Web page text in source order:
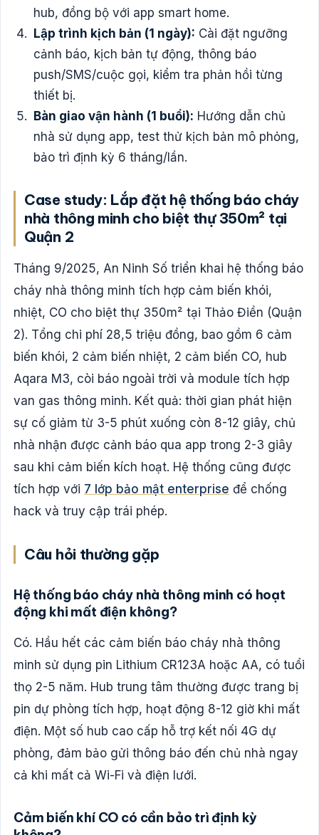
hub, đồng bộ với app smart home.
Lập trình kịch bản (1 ngày): Cài đặt ngưỡng
cảnh báo, kịch bản tự động, thông báo
push/SMS/cuộc gọi, kiểm tra phản hồi từng
thiết bị.
Bàn giao vận hành (1 buổi): Hướng dẫn chủ
nhà sử dụng app, test thử kịch bản mô phỏng,
bảo trì định kỳ 6 tháng/lần.
Case study: Lắp đặt hệ thống báo cháy
nhà thông minh cho biệt thự 350m² tại
Quận 2
Tháng 9/2025, An Ninh Số triển khai hệ thống báo
cháy nhà thông minh tích hợp cảm biến khói,
nhiệt, CO cho biệt thự 350m² tại Thảo Điền (Quận
2). Tổng chi phí 28,5 triệu đồng, bao gồm 6 cảm
biến khói, 2 cảm biến nhiệt, 2 cảm biến CO, hub
Aqara M3, còi báo ngoài trời và module tích hợp
van gas thông minh. Kết quả: thời gian phát hiện
sự cố giảm từ 3-5 phút xuống còn 8-12 giây, chủ
nhà nhận được cảnh báo qua app trong 2-3 giây
sau khi cảm biến kích hoạt. Hệ thống cũng được
tích hợp với 7 lớp bảo mật enterprise để chống
hack và truy cập trái phép.
Câu hỏi thường gặp
Hệ thống báo cháy nhà thông minh có hoạt
động khi mất điện không?
Có. Hầu hết các cảm biến báo cháy nhà thông
minh sử dụng pin Lithium CR123A hoặc AA, có tuổi
thọ 2-5 năm. Hub trung tâm thường được trang bị
pin dự phòng tích hợp, hoạt động 8-12 giờ khi mất
điện. Một số hub cao cấp hỗ trợ kết nối 4G dự
phòng, đảm bảo gửi thông báo đến chủ nhà ngay
cả khi mất cả Wi-Fi và điện lưới.
Cảm biến khí CO có cần bảo trì định kỳ